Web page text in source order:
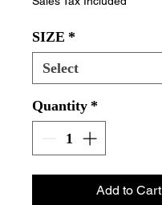
SIZE *
Quantity *
Add to Cart